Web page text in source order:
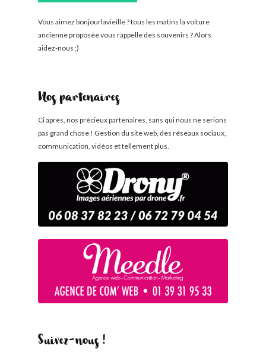
Vous aimez bonjourlavieille ? tous les matins la voiture
ancienne proposée vous rappelle des souvenirs ? Alors
aidez-nous ;)
Nos partenaires
Ci après, nos précieux partenaires, sans qui nous ne serions
pas grand chose ! Gestion du site web, des réseaux sociaux,
communication, vidéos et tellement plus.
Suivez-nous !